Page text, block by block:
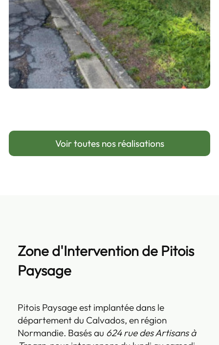
Voir toutes nos réalisations
Zone d'Intervention de Pitois
Paysage
Pitois Paysage est implantée dans le
département du Calvados, en région
Normandie. Basés au 624 rue des Artisans à